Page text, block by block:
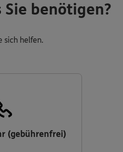
benötigen?
sich helfen.
(gebührenfrei)